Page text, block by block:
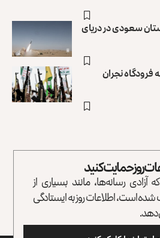
سعودی در دریای
نجران
روز حمایت کنید
آزادی رسانه‌ها، مانند بسیاری از
است، اطلاعات روز به ایستادگی